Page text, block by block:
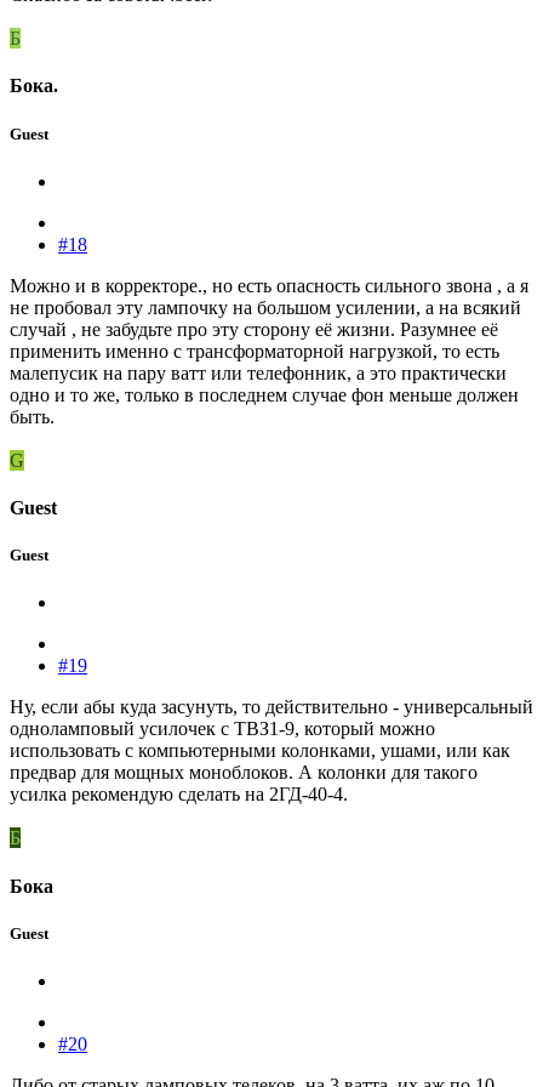
Б
Бока.
Guest
#18
Можно и в корректоре., но есть опасность сильного звона , а я
не пробовал эту лампочку на большом усилении, а на всякий
случай , не забудьте про эту сторону её жизни. Разумнее её
применить именно с трансформаторной нагрузкой, то есть
малепусик на пару ватт или телефонник, а это практически
одно и то же, только в последнем случае фон меньше должен
быть.
G
Guest
Guest
#19
Ну, если абы куда засунуть, то действительно - универсальный
одноламповый усилочек с ТВЗ1-9, который можно
использовать с компьютерными колонками, ушами, или как
предвар для мощных моноблоков. А колонки для такого
усилка рекомендую сделать на 2ГД-40-4.
Б
Бока
Guest
#20